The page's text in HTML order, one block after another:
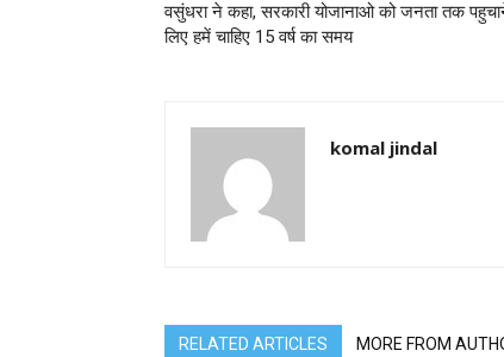
वसुंधरा ने कहा, सरकारी योजानाओ को जनता तक
लिए हमें चाहिए 15 वर्ष का समय
komal jindal
RELATED ARTICLES MORE FROM